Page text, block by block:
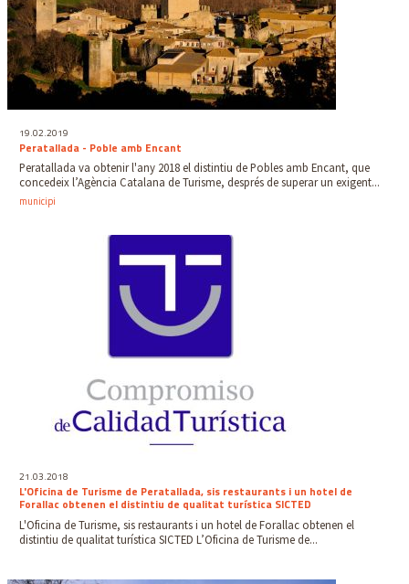
19.02.2019
Peratallada - Poble amb Encant
Peratallada va obtenir l'any 2018 el distintiu de Pobles amb Encant, que
concedeix l’Agència Catalana de Turisme, després de superar un exigent...
municipi
21.03.2018
L'Oficina de Turisme de Peratallada, sis restaurants i un hotel de
Forallac obtenen el distintiu de qualitat turística SICTED
L'Oficina de Turisme, sis restaurants i un hotel de Forallac obtenen el
distintiu de qualitat turística SICTED L’Oficina de Turisme de...